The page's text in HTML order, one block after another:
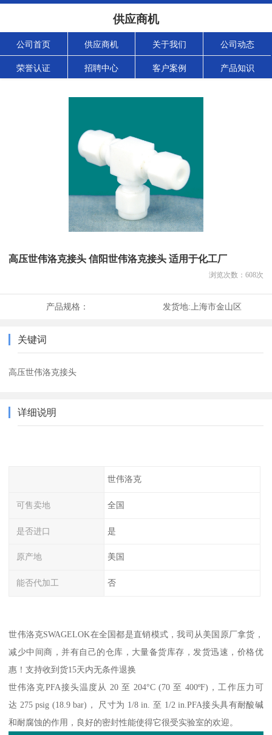
供应商机
公司首页 供应商机 关于我们 公司动态
荣誉认证 招聘中心 客户案例 产品知识
高压世伟洛克接头 信阳世伟洛克接头 适用于化工厂
浏览次数： 608次
产品规格： 发货地: 上海市金山区
关键词
高压世伟洛克接头
详细说明
世伟洛克
可售卖地 全国
是否进口 是
原产地 美国
能否代加工 否
世伟洛克SWAGELOK在全国都是直销模式，我司从美国原厂拿货，
减少中间商，并有自己的仓库，大量备货库存，发货迅速，价格优
惠！支持收到货15天内无条件退换
世伟洛克PFA接头温度从 20 至 204°C (70 至 400ºF)，工作压力可
达 275 psig (18.9 bar)， 尺寸为 1/8 in. 至 1/2 in.PFA接头具有耐酸碱
和耐腐蚀的作用，良好的密封性能使得它很受实验室的欢迎。